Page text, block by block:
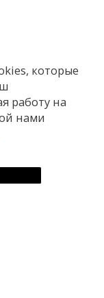
которые
работу на
нами